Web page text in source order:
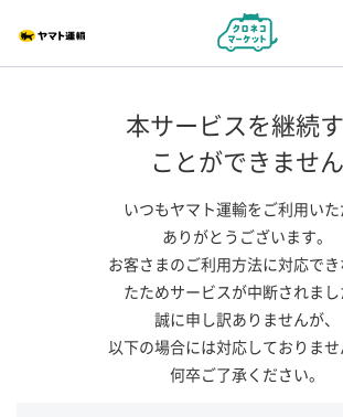
本サービスを継続
ことができません
いつもヤマト運輸をご利用いた
ありがとうございます。
お客さまのご利用方法に対応でき
たためサービスが中断されまし
誠に申し訳ありませんが、
以下の場合には対応しておりま
何卒ご了承ください。